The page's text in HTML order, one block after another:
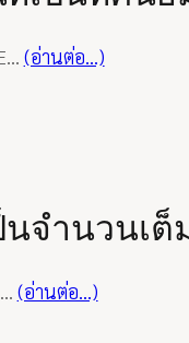
(อ่านต่อ…)
นจำนวนเต็
(อ่านต่อ…)